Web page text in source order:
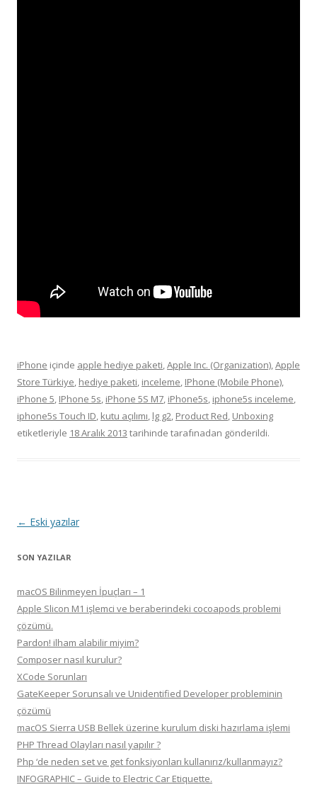
iPhone içinde apple hediye paketi,Apple Inc. (Organization),Apple
Store Türkiye, hediye paketi, inceleme, IPhone (Mobile Phone),
iPhone 5, IPhone 5s, iPhone 5S M7, iPhone5s, iphone5s inceleme,
iphone5s Touch ID, kutu açılımı, lg g2, Product Red, Unboxing
etiketleriyle 18 Aralık 2013 tarihinde tarafınadan gönderildi.
Yazı dolaşımı
← Eski yazılar
SON YAZILAR
macOS Bilinmeyen İpuçları – 1
Apple Slicon M1 işlemci ve beraberindeki cocoapods problemi
çözümü.
Pardon! ilham alabilir miyim?
Composer nasıl kurulur?
XCode Sorunları
GateKeeper Sorunsalı ve Unidentified Developer probleminin
çözümü
macOS Sierra USB Bellek üzerine kurulum diski hazırlama işlemi
PHP Thread Olayları nasıl yapılır ?
Php ‘de neden set ve get fonksiyonları kullanırız/kullanmayız?
INFOGRAPHIC – Guide to Electric Car Etiquette.